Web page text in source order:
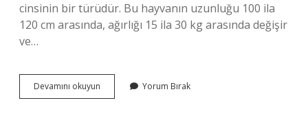
cinsinin bir türüdür. Bu hayvanın uzunluğu 100 ila
120 cm arasında, ağırlığı 15 ila 30 kg arasında değişir
ve…
Devamını okuyun
Hangi
Yorum Bırak